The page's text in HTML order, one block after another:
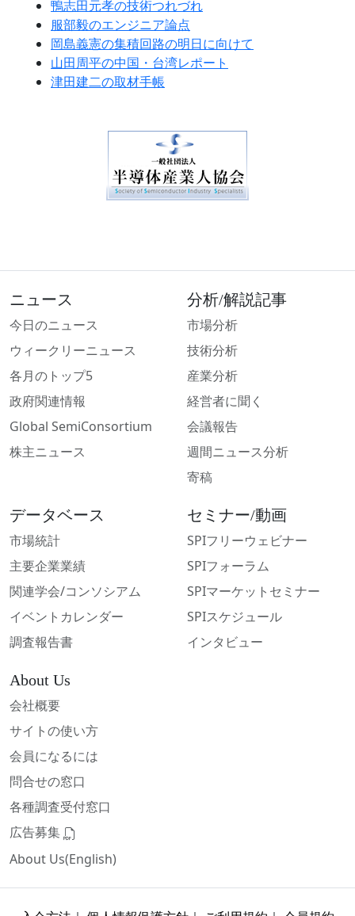
鴨志田元孝の技術つれづれ
服部毅のエンジニア論点
岡島義憲の集積回路の明日に向けて
山田周平の中国・台湾レポート
津田建二の取材手帳
ニュース
今日のニュース
ウィークリーニュース
各月のトップ5
政府関連情報
Global SemiConsortium
株主ニュース
分析/解説記事
市場分析
技術分析
産業分析
経営者に聞く
会議報告
週間ニュース分析
寄稿
データベース
市場統計
主要企業業績
関連学会/コンソシアム
イベントカレンダー
調査報告書
セミナー/動画
SPIフリーウェビナー
SPIフォーラム
SPIマーケットセミナー
SPIスケジュール
インタビュー
About Us
会社概要
サイトの使い方
会員になるには
問合せの窓口
各種調査受付窓口
広告募集
About Us(English)